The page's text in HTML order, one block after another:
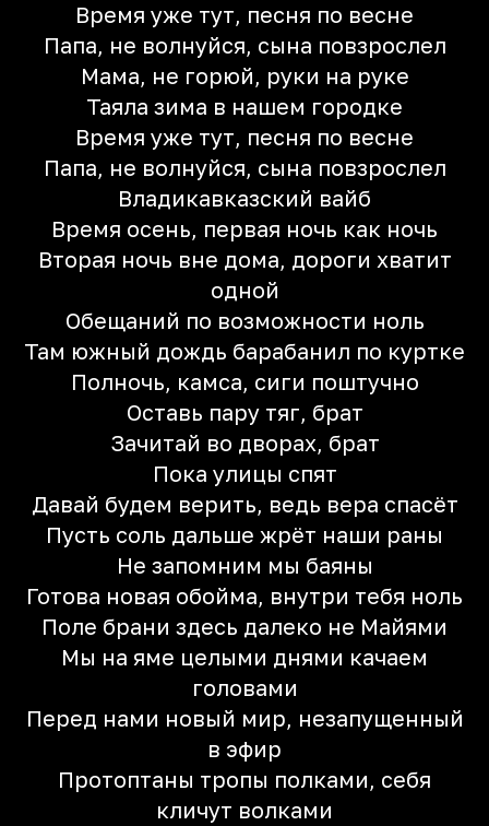
Время уже тут, пeсня по весне
Папа, не волнуйся, сына повзрослел
Мама, не горюй, руки на руке
Таяла зима в нашем городке
Время уже тут, пeсня по весне
Папа, не волнуйся, сына повзрослел
Владикавказский вайб
Время осень, первая ночь как ночь
Вторая ночь вне дома, дороги хватит
одной
Обещаний по возможности ноль
Там южный дождь барабанил по куртке
Полночь, камса, сиги поштучно
Оставь пару тяг, брат
Зачитай во дворах, брат
Пока улицы спят
Давай будем верить, ведь вера спасёт
Пусть соль дальше жрёт наши раны
Не запомним мы баяны
Готова новая обойма, внутри тебя ноль
Поле брани здесь далеко не Майями
Мы на яме целыми днями качаем
головами
Перед нами новый мир, незапущенный
в эфир
Протоптаны тропы полками, себя
кличут волками